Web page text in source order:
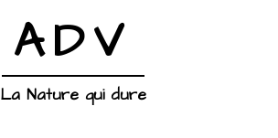
ADV
La Nature qui dure